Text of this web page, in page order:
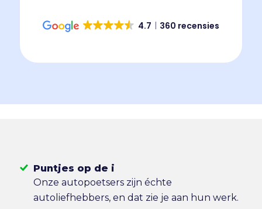
4.7 360 recensies
Puntjes op de i
Onze autopoetsers zijn échte
autoliefhebbers, en dat zie je aan hun werk.